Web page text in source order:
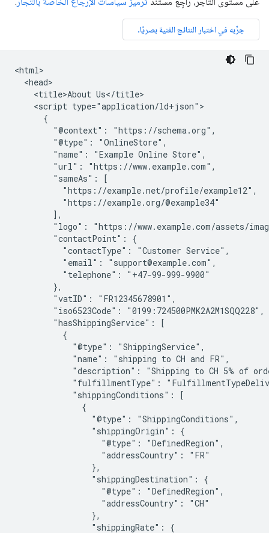
<html>
  <head>
    <title>About Us</title>
    <script type="application/ld+json">
      {
        "@context": "https://schema.org",
        "@type": "OnlineStore",
        "name": "Example Online Store",
        "url": "https://www.example.com",
        "sameAs": [
          "https://example.net/profile/example12",
          "https://example.org/@example34"
        ],
"logo": "https://www.example.com/assets/
        "contactPoint": {
          "contactType": "Customer Service",
          "email": "support@example.com",
          "telephone": "+47-99-999-9900"
        },
        "vatID": "FR12345678901",
        "iso6523Code": "0199:724500PMK2A2M1SQQ228",
        "hasShippingService": [
          {
            "@type": "ShippingService",
            "name": "shipping to CH and FR",
"description": "Shipping to CH 5% of
"fulfillmentType":
            "shippingConditions": [
              {
                "@type": "ShippingConditions",
                "shippingOrigin": {
                  "@type": "DefinedRegion",
                  "addressCountry": "FR"
                },
                "shippingDestination": {
                  "@type": "DefinedRegion",
                  "addressCountry": "CH"
                },
                "shippingRate": {